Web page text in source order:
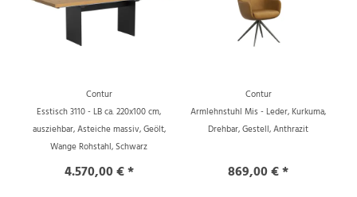
Contur
Esstisch 3110 - LB ca. 220x100 cm,
ausziehbar, Asteiche massiv, Geölt,
Wange Rohstahl, Schwarz
4.570,00 € *
Contur
Armlehnstuhl Mis - Leder, Kurkuma,
Drehbar, Gestell, Anthrazit
869,00 € *